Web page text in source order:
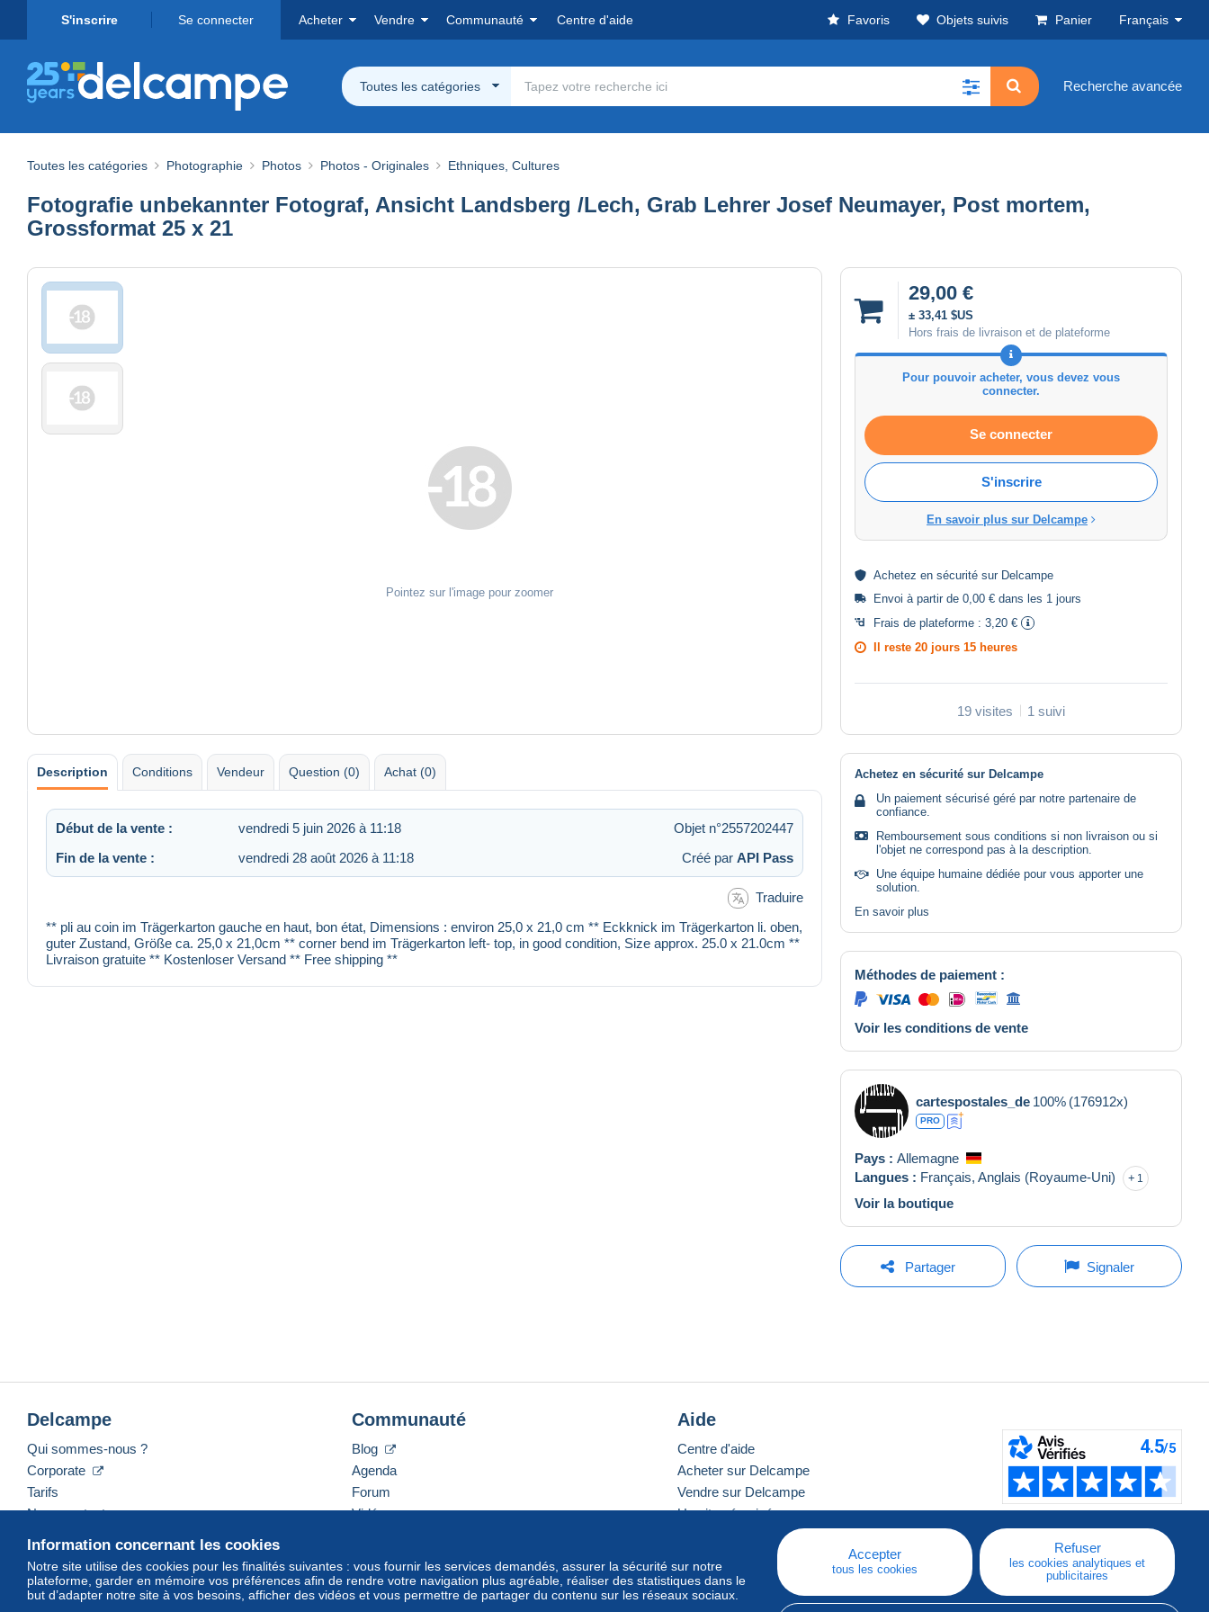
S'inscrire Se connecter Acheter Vendre Communauté Centre d'aide Favoris Objets suivis Panier Français
Toutes les catégories Recherche avancée
Toutes les catégories Photographie Photos Photos - Originales Ethniques, Cultures
Fotografie unbekannter Fotograf, Ansicht Landsberg /Lech, Grab Lehrer Josef Neumayer, Post mortem,
Grossformat 25 x 21
Pointez sur l'image pour zoomer
29,00 €
± 33,41 $US
Hors frais de livraison et de plateforme
Pour pouvoir acheter, vous devez vous
connecter.
Se connecter
S'inscrire
En savoir plus sur Delcampe
Achetez en sécurité sur Delcampe
Envoi à partir de 0,00 € dans les 1 jours
Frais de plateforme : 3,20 €
Il reste 20 jours 15 heures
19 visites 1 suivi
Description Conditions Vendeur Question (0) Achat (0)
Début de la vente : vendredi 5 juin 2026 à 11:18
Objet n°2557202447
Fin de la vente :
vendredi 28 août 2026 à 11:18 Créé par API Pass
Traduire
** pli au coin im Trägerkarton gauche en haut, bon état, Dimensions : environ 25,0 x 21,0 cm ** Eckknick im Trägerkarton li. oben,
guter Zustand, Größe ca. 25,0 x 21,0cm ** corner bend im Trägerkarton left- top, in good condition, Size approx. 25.0 x 21.0cm **
Livraison gratuite ** Kostenloser Versand ** Free shipping **
Achetez en sécurité sur Delcampe
Un paiement sécurisé géré par notre partenaire de
confiance.
Remboursement sous conditions si non livraison ou si
l'objet ne correspond pas à la description.
Une équipe humaine dédiée pour vous apporter une
solution.
En savoir plus
Méthodes de paiement :
Voir les conditions de vente
cartespostales_de 100% (176912x)
PRO
Pays : Allemagne
Langues : Français, Anglais (Royaume-Uni) 1
Voir la boutique
Partager Signaler
Information concernant les cookies
Notre site utilise des cookies pour les finalités suivantes : vous fournir les services demandés, assurer la sécurité sur notre
plateforme, garder en mémoire vos préférences afin de rendre votre navigation plus agréable, réaliser des statistiques dans le
but d’adapter notre site à vos besoins, afficher des vidéos et vous permettre de partager du contenu sur les réseaux sociaux.
Accepter
tous les cookies
Refuser
les cookies analytiques et
publicitaires
Delcampe
Qui sommes-nous ?
Corporate
Tarifs
Nous contacter
Communauté
Blog
Agenda
Forum
Vidéos
Aide
Centre d'aide
Acheter sur Delcampe
Vendre sur Delcampe
Un site sécurisé
Français USD America/Indiana/Vevay Mode standard